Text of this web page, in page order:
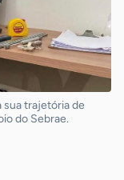
sua trajetória de
do Sebrae.